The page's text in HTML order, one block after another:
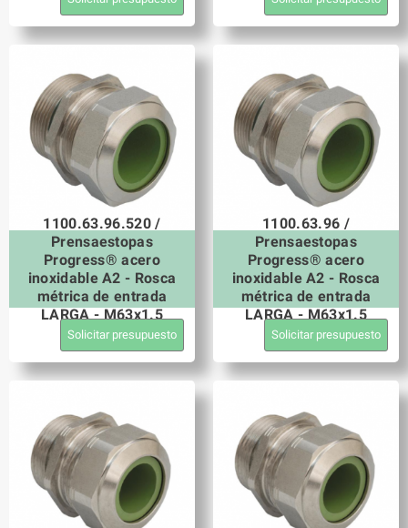
1100.63.96.520 /
Prensaestopas
Progress® acero
inoxidable A2 - Rosca
métrica de entrada
LARGA - M63x1.5
Solicitar presupuesto
1100.63.96 /
Prensaestopas
Progress® acero
inoxidable A2 - Rosca
métrica de entrada
LARGA - M63x1.5
Solicitar presupuesto